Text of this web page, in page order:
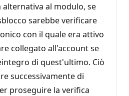
al modulo, se
sarebbe verificare
con il quale era attivo
collegato all'account se
di quest'ultimo. Ciò
successivamente di
proseguire la verifica